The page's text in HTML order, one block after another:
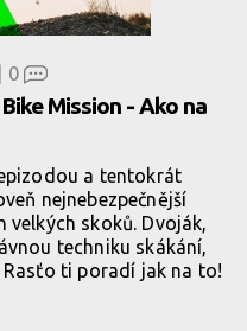
0
Mission - Ako na
a tentokrát
nejnebezpečnější
velkých skoků. Dvoják,
techniku skákání,
ti poradí jak na to!